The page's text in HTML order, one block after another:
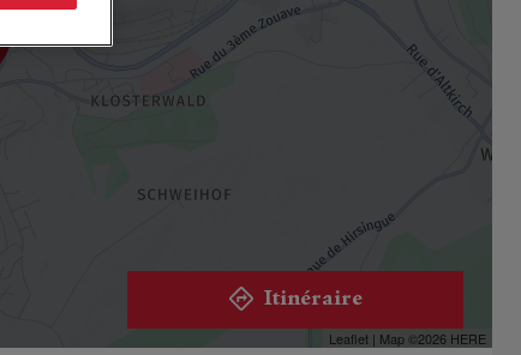
Leaflet | Map ©2026 HERE
Itinéraire